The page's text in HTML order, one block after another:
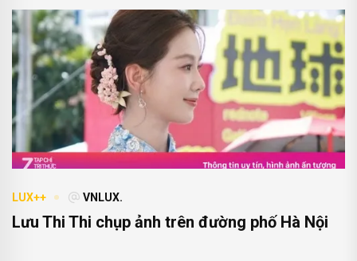
LUX++ VNLUX.
Lưu Thi Thi chụp ảnh trên đường phố Hà Nội